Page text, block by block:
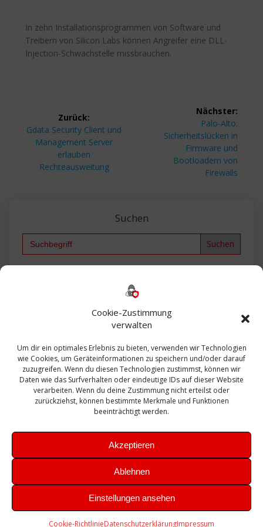
Cookie-Zustimmung
verwalten
Um dir ein optimales Erlebnis zu bieten, verwenden wir Technologien
wie Cookies, um Geräteinformationen zu speichern und/oder darauf
zuzugreifen. Wenn du diesen Technologien zustimmst, können wir
Daten wie das Surfverhalten oder eindeutige IDs auf dieser Website
verarbeiten. Wenn du deine Zustimmung nicht erteilst oder
zurückziehst, können bestimmte Merkmale und Funktionen
beeinträchtigt werden.
Akzeptieren
Ablehnen
Einstellungen ansehen
Cookie-RichtlinieDatenschutzerklärungImpressum
In zehn Installationsprogrammen von Software und
Treibern von Silicon Labs können Angreifer eine DLL-
Injection-Schwachstelle missbrauchen.
Zurück:
Vorheriger
Beitrag:
Gdata Security Client und
Management Server
erlauben
Rechteausweitung
Nächster:
Nächster
Beitrag:
Palo-Alto:
Sicherheitslücken in
Firmware und
Bootloadern von
Firewalls
Suchen
Search
Bautagebuch
Exchange firewall Fritzbox
Microsoft
Sanierung SBS Security Server Sicherheit
Sicherung SIEM Sophos SSL Ubuntu
Update Upgrade UTM VCenter VCSA Veeam
VMWare VPN WAZUH Windows
Zertifikat
Theme